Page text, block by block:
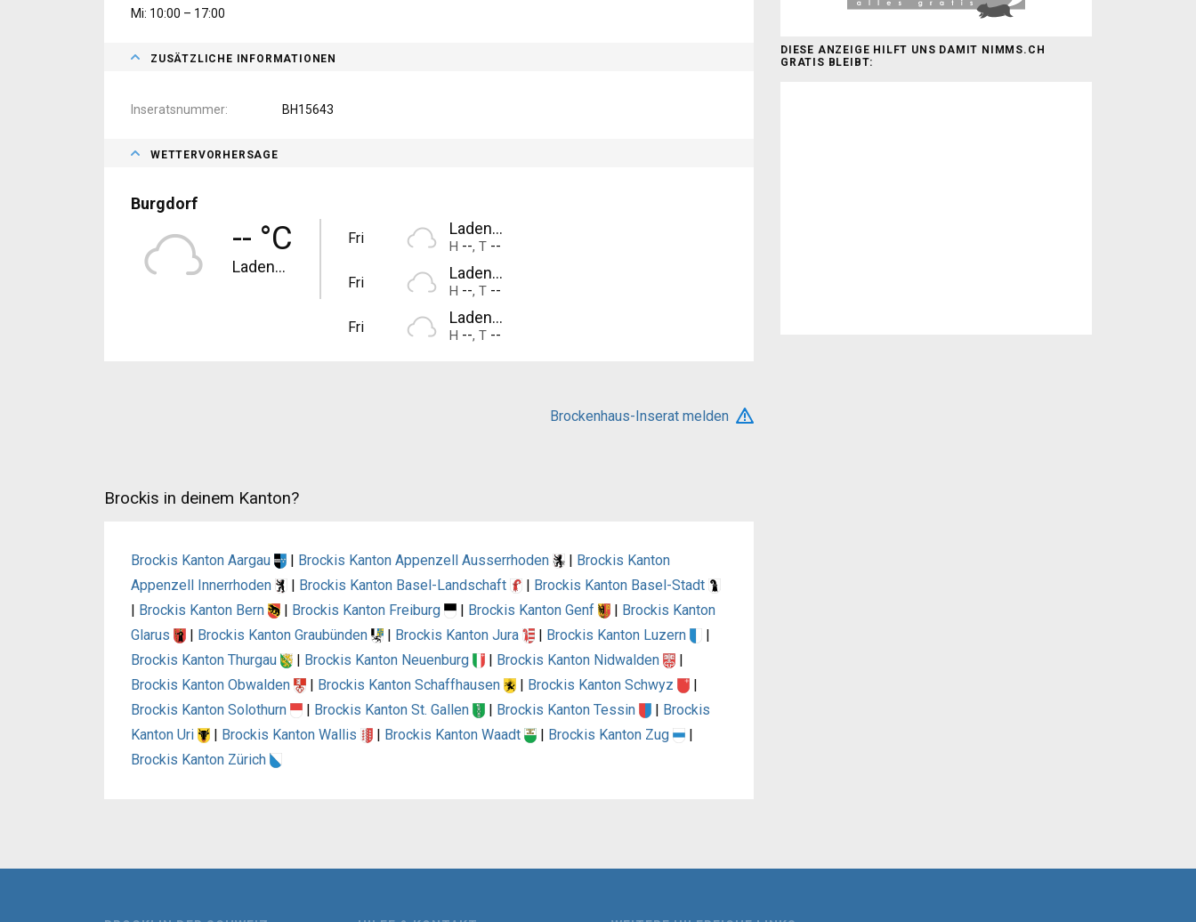
DIESE ANZEIGE HILFT UNS DAMIT NIMMS.CH
GRATIS BLEIBT:
Mi: 10:00 – 17:00
ZUSÄTZLICHE INFORMATIONEN
Inseratsnummer BH15643
WETTERVORHERSAGE
Burgdorf
-- °C
Laden...
Fri
Laden...
H --, T --
Fri
Laden...
H --, T --
Fri
Laden...
H --, T --
Brockenhaus-Inserat melden
Brockis in deinem Kanton?
Brockis Kanton Aargau | Brockis Kanton Appenzell Ausserrhoden | Brockis Kanton
Appenzell Innerrhoden
| Brockis Kanton Basel-Landschaft | Brockis Kanton Basel-Stadt
| Brockis Kanton Bern | Brockis Kanton Freiburg | Brockis Kanton Genf | Brockis Kanton
Glarus
| Brockis Kanton Graubünden | Brockis Kanton Jura | Brockis Kanton Luzern
|
Brockis Kanton Thurgau
| Brockis Kanton Neuenburg | Brockis Kanton Nidwalden
|
Brockis Kanton Obwalden
| Brockis Kanton Schaffhausen | Brockis Kanton Schwyz
|
Brockis Kanton Solothurn
| Brockis Kanton St. Gallen | Brockis Kanton Tessin | Brockis
Kanton Uri
| Brockis Kanton Wallis | Brockis Kanton Waadt | Brockis Kanton Zug
|
Brockis Kanton Zürich